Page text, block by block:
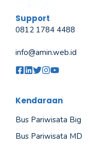
Support
0812 1784 4488
info@amin.web.id
Kendaraan
Bus Pariwisata Big
Bus Pariwisata MD